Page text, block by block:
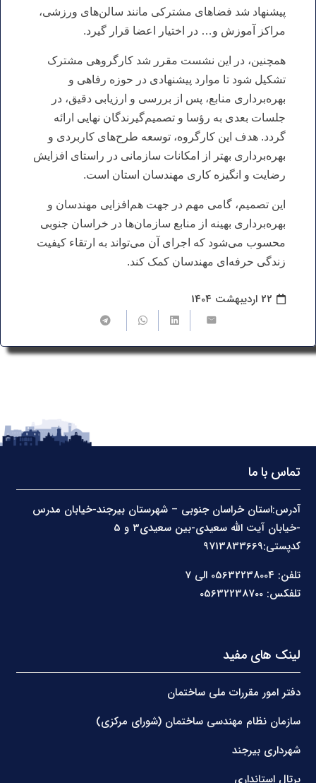
پیشنهاد شد فضاهای مشترکی مانند سالن‌های ورزشی،
مراکز آموزش و… در اختیار اعضا قرار گیرد.
همچنین، در این نشست مقرر شد کارگروهی مشترک
تشکیل شود تا موارد پیشنهادی در حوزه رفاهی و
بهره‌برداری منابع، پس از بررسی و ارزیابی دقیق، در
جلسات بعدی به رؤسا و تصمیم‌گیرندگان نهایی ارائه
گردد. هدف این کارگروه، توسعه طرح‌های کاربردی و
بهره‌برداری بهتر از امکانات سازمانی در راستای افزایش
رضایت و انگیزه کاری مهندسان استان است.
این تصمیم، گامی مهم در جهت هم‌افزایی مهندسان و
بهره‌برداری بهینه از منابع سازمان‌ها در خراسان جنوبی
محسوب می‌شود که اجرای آن می‌تواند به ارتقاء کیفیت
زندگی حرفه‌ای مهندسان کمک کند.
22 اردیبهشت 1404
تماس با ما
آدرس:استان خراسان جنوبی – شهرستان بیرجند-خیابان مدرس
کدپستی:9713833669
تلفن: 05632238004 الی 7
تلفکس: 05632238700
لینک های مفید
دفتر امور مقررات ملی ساختمان
سازمان نظام مهندسی ساختمان (شورای مرکزی)
شهرداری بیرجند
پرتال استانداری